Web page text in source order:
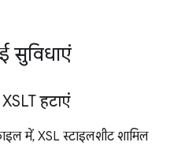
सुविधाएं
हटाएं
में, XSL स्टाइलशीट शामिल